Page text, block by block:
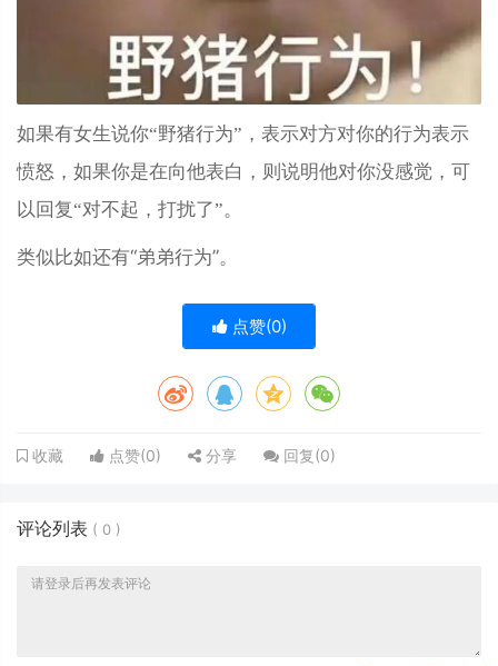
如果有女生说你“野猪行为”，表示对方对你的行为表示
愤怒，如果你是在向他表白，则说明他对你没感觉，可
以回复“对不起，打扰了”。
类似比如还有“弟弟行为”。
点赞(0)
收藏 点赞(0) 分享 回复(0)
评论列表 ( 0 )